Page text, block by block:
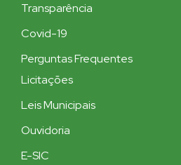
Transparência
Covid-19
Perguntas Frequentes
Licitações
Leis Municipais
Ouvidoria
E-SIC